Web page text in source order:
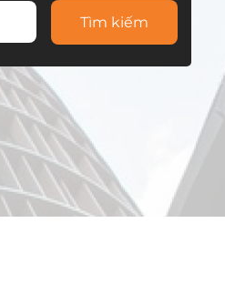
Tìm kiếm